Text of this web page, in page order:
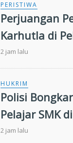
PERISTIWA
Perjuangan
Karhutla di
Manggala
Hingga Dua
2 jam lalu
HUKRIM
Polisi
Pelajar SMK
Ungkap
2 jam lalu